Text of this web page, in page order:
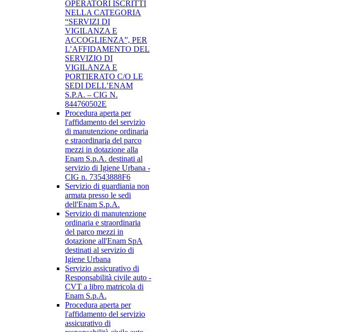
OPERATORI ISCRITTI
NELLA CATEGORIA
“SERVIZI DI
VIGILANZA E
ACCOGLIENZA”, PER
L’AFFIDAMENTO DEL
SERVIZIO DI
VIGILANZA E
PORTIERATO C/O LE
SEDI DELL’ENAM
S.P.A. – CIG N.
844760502E
Procedura aperta per
l'affidamento del servizio
di manutenzione ordinaria
e straordinaria del parco
mezzi in dotazione alla
Enam S.p.A. destinati al
servizio di Igiene Urbana -
CIG n. 73543888F6
Servizio di guardiania non
armata presso le sedi
dell'Enam S.p.A.
Servizio di manutenzione
ordinaria e straordinaria
del parco mezzi in
dotazione all'Enam SpA
destinati al servizio di
Igiene Urbana
Servizio assicurativo di
Responsabilità civile auto -
CVT a libro matricola di
Enam S.p.A.
Procedura aperta per
l'affidamento del servizio
assicurativo di